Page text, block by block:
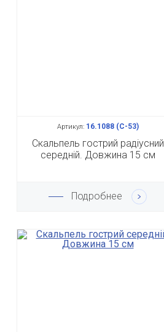
Артикул:16.1088 (С-53)
Скальпель гострий радіусний
середній. Довжина 15 см
Подробнее